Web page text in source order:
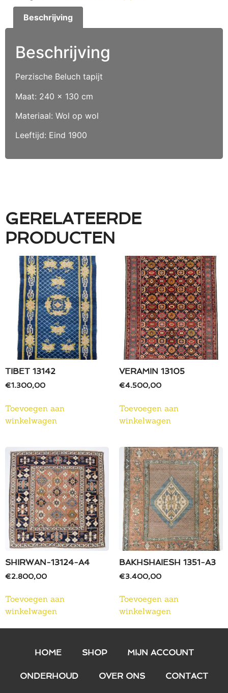
Beschrijving
Beschrijving
Perzische Beluch tapijt
Maat: 240 x 130 cm
Materiaal: Wol op wol
Leeftijd: Eind 1900
GERELATEERDE
PRODUCTEN
TIBET 13142
€1.300,00
Toevoegen aan
winkelwagen
VERAMIN 13105
€4.500,00
Toevoegen aan
winkelwagen
SHIRWAN-13124-A4
€2.800,00
Toevoegen aan
winkelwagen
BAKHSHAIESH 1351-A3
€3.400,00
Toevoegen aan
winkelwagen
HOME SHOP MIJN ACCOUNT
ONDERHOUD OVER ONS CONTACT